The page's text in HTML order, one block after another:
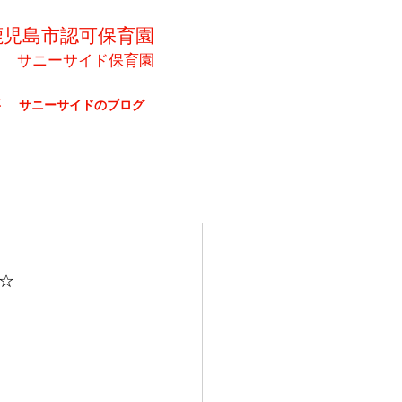
島市認可保育園
サニーサイド保育園
サニーサイドのブログ
☆